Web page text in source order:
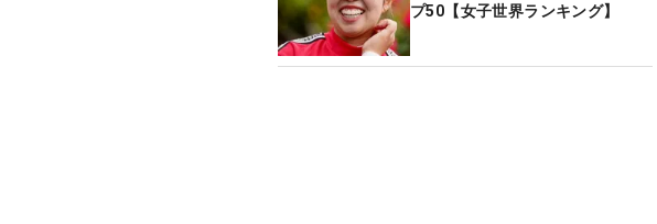
プ50【女子世界ランキング】